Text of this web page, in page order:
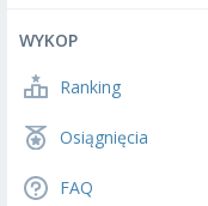
WYKOP
Ranking
Osiągnięcia
FAQ